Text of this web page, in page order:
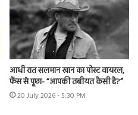
आधी रात सलमान खान का पोस्ट वायरल,
फैंस से पूछा- “आपकी तबीयत कैसी है?”
20 July 2026 - 5:30 PM